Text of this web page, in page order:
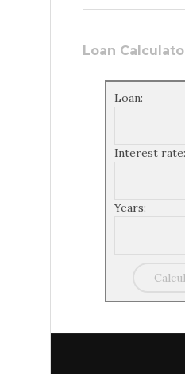
Loan
Loan:
Interest rate:
Years: